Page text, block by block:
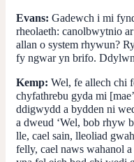
Evans: Gadewch i mi
rheolaeth: canolbwytnio
allan o system rhywun?
fy ngwar yn brifo.
Kemp: Wel, fe allech chi
chyfathrebu gyda mi
ddigwydd a bydden ni
a dweud ‘Wel, bob rhyw
lle, cael sain, lleoliad
felly, cael naws wahanol